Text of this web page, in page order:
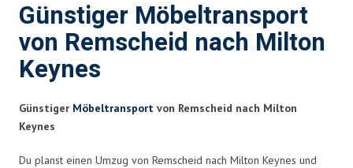
Günstiger Möbeltransport
von Remscheid nach Milton
Keynes
Günstiger Möbeltransport von Remscheid nach Milton
Keynes
Du planst einen Umzug von Remscheid nach Milton Keynes und